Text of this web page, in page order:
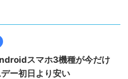
スマホ3機種が今だけ
ー初日より安い